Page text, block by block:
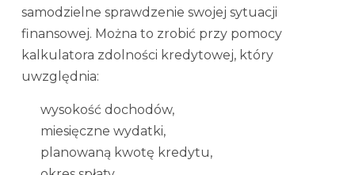
samodzielne sprawdzenie swojej sytuacji
finansowej. Można to zrobić przy pomocy
kalkulatora zdolności kredytowej, który
uwzględnia:
wysokość dochodów,
miesięczne wydatki,
planowaną kwotę kredytu,